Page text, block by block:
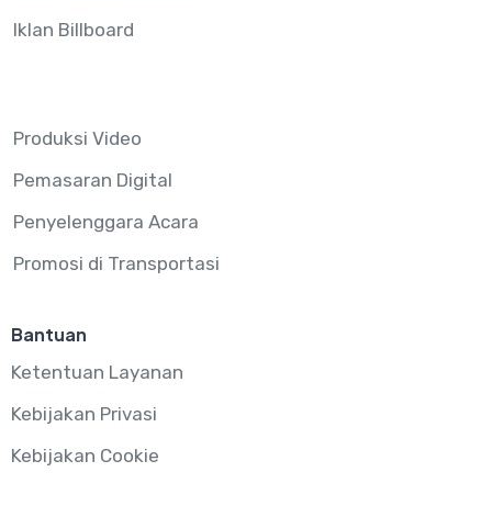
Iklan Billboard
Produksi Video
Pemasaran Digital
Penyelenggara Acara
Promosi di Transportasi
Bantuan
Ketentuan Layanan
Kebijakan Privasi
Kebijakan Cookie